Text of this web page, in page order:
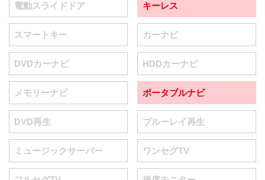
電動スライドドア キーレス
スマートキー カーナビ
DVDカーナビ HDDカーナビ
メモリーナビ ポータブルナビ
DVD再生 ブルーレイ再生
ミュージックサーバー ワンセグTV